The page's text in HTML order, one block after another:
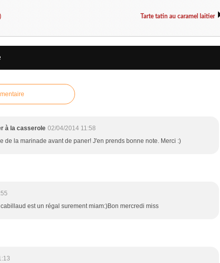
Tarte tatin au caramel laitier
à la casserole 02/04/2014 11:58
de la marinade avant de paner! J'en prends bonne note. Merci :)
est un régal surement miam:)Bon mercredi miss